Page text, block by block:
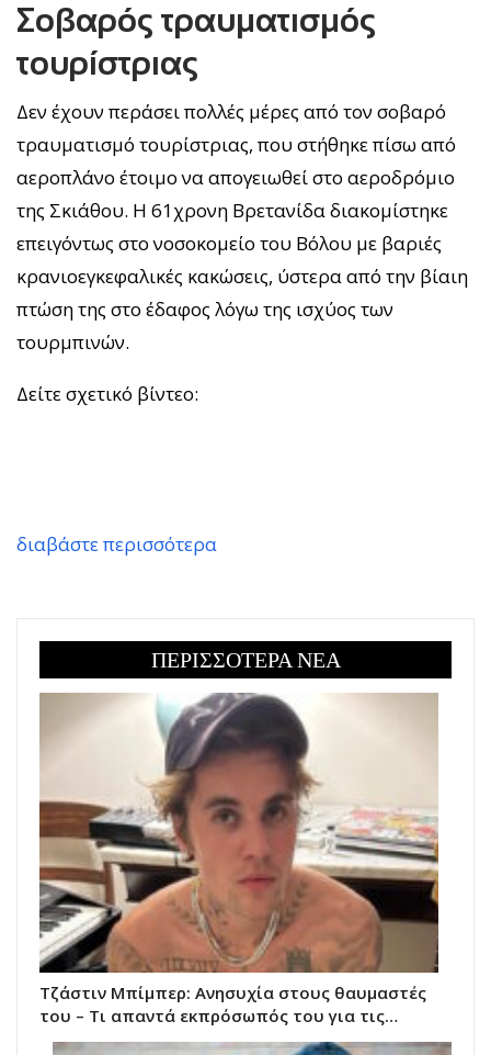
Σοβαρός τραυματισμός
τουρίστριας
Δεν έχουν περάσει πολλές μέρες από τον σοβαρό
τραυματισμό τουρίστριας, που στήθηκε πίσω από
αεροπλάνο έτοιμο να απογειωθεί στο αεροδρόμιο
της Σκιάθου. Η 61χρονη Βρετανίδα διακομίστηκε
επειγόντως στο νοσοκομείο του Βόλου με βαριές
κρανιοεγκεφαλικές κακώσεις, ύστερα από την βίαιη
πτώση της στο έδαφος λόγω της ισχύος των
τουρμπινών.
Δείτε σχετικό βίντεο:
διαβάστε περισσότερα
ΠΕΡΙΣΣΟΤΕΡΑ ΝΕΑ
Τζάστιν Μπίμπερ: Ανησυχία στους θαυμαστές
του – Τι απαντά εκπρόσωπός του για τις…